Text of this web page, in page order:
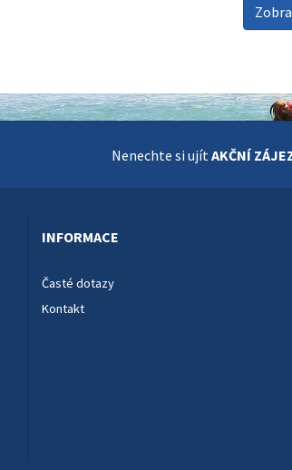
Nenechte si ujít AKČNÍ
INFORMACE
Časté dotazy
Kontakt